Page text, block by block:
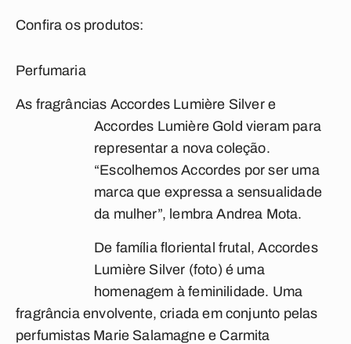
Confira os produtos:
Perfumaria
As fragrâncias Accordes Lumière Silver e
Accordes Lumière Gold vieram para
representar a nova coleção.
“Escolhemos Accordes por ser uma
marca que expressa a sensualidade
da mulher”, lembra Andrea Mota.
De família floriental frutal, Accordes
Lumière Silver (foto) é uma
homenagem à feminilidade. Uma
fragrância envolvente, criada em conjunto pelas
perfumistas Marie Salamagne e Carmita